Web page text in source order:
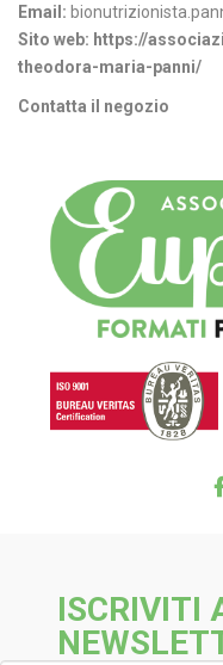
Email:
Sito web: https://
theodora-maria-panni/
Contatta il negozio
ISCRIVITI